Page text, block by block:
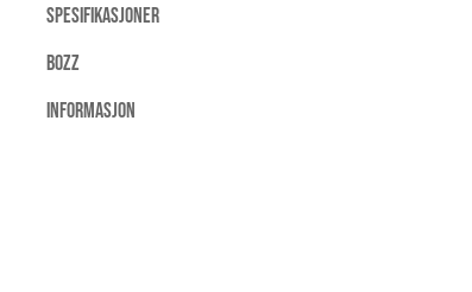
SPESIFIKASJONER
BOZZ
INFORMASJON